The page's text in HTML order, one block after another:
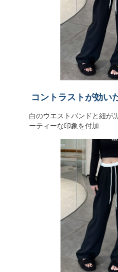
コントラストが効い
白のウエストバンドと紐が
ーティーな印象を付加